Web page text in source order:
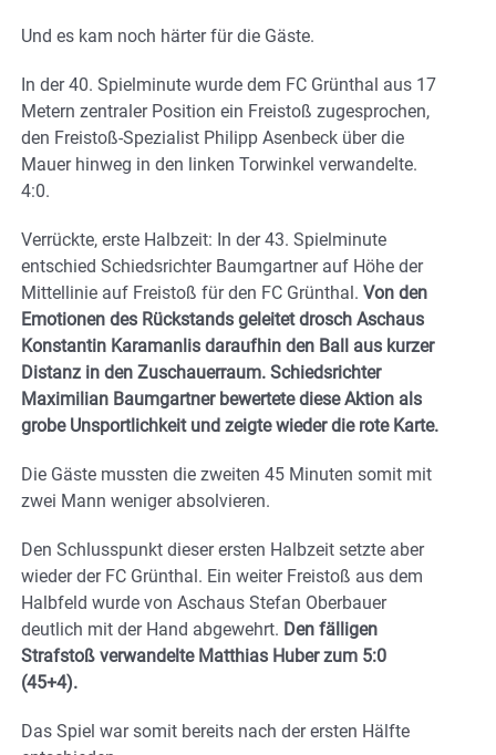
Und es kam noch härter für die Gäste.
In der 40. Spielminute wurde dem FC Grünthal aus 17
Metern zentraler Position ein Freistoß zugesprochen,
den Freistoß-Spezialist Philipp Asenbeck über die
Mauer hinweg in den linken Torwinkel verwandelte.
4:0.
Verrückte, erste Halbzeit: In der 43. Spielminute
entschied Schiedsrichter Baumgartner auf Höhe der
Mittellinie auf Freistoß für den FC Grünthal. Von den
Emotionen des Rückstands geleitet drosch Aschaus
Konstantin Karamanlis daraufhin den Ball aus kurzer
Distanz in den Zuschauerraum. Schiedsrichter
Maximilian Baumgartner bewertete diese Aktion als
grobe Unsportlichkeit und zeigte wieder die rote Karte.
Die Gäste mussten die zweiten 45 Minuten somit mit
zwei Mann weniger absolvieren.
Den Schlusspunkt dieser ersten Halbzeit setzte aber
wieder der FC Grünthal. Ein weiter Freistoß aus dem
Halbfeld wurde von Aschaus Stefan Oberbauer
deutlich mit der Hand abgewehrt. Den fälligen
Strafstoß verwandelte Matthias Huber zum 5:0
(45+4).
Das Spiel war somit bereits nach der ersten Hälfte